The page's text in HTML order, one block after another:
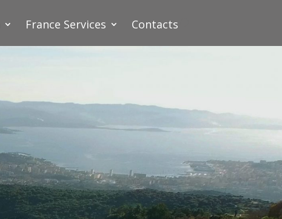
France Services Contacts